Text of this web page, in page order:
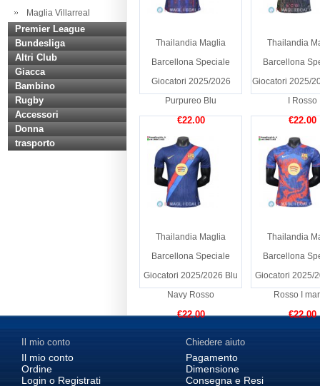
Maglia Villarreal
Premier League
Bundesliga
Altri Club
Giacca
Bambino
Rugby
Accessori
Donna
trasporto
Thailandia Maglia
Barcellona Speciale
Giocatori 2025/2026
Purpureo Blu
€22.00
Thailandia
Barcellona
Giocatori 2025/
I Rosso
€22.00
Thailandia Maglia
Barcellona Speciale
Giocatori 2025/2026 Blu
Navy Rosso
€22.00
Thailandia
Barcellona
Giocatori 2025/
Rosso I
€22.00
Il mio conto
Il mio conto
Ordine
Login o Registrati
Chiedere aiuto
Pagamento
Dimensione
Consegna e Resi